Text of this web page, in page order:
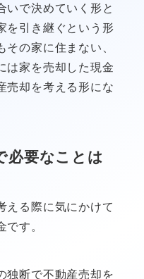
いで決めていく形と
を引き継ぐという形
の家に住まない、
は家を売却した現金
売却を考える形にな
必要なことは
える際に気にかけて
す。
独断で不動産売却を